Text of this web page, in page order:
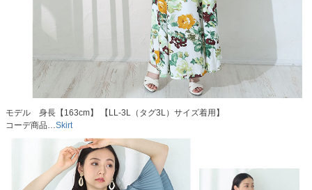
モデル 身長【163cm】 【LL-3L（タグ3L）サイズ着用】
コーデ商品…Skirt